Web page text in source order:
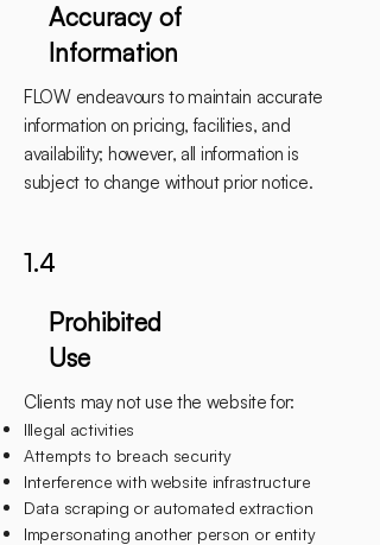
Accuracy of
Information
FLOW endeavours to maintain accurate
information on pricing, facilities, and
availability; however, all information is
subject to change without prior notice.
1.4
Prohibited
Use
​Clients may not use the website for:
Illegal activities
Attempts to breach security
Interference with website infrastructure
Data scraping or automated extraction
Impersonating another person or entity